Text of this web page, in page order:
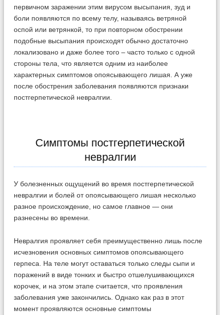
первичном заражении этим вирусом высыпания, зуд и
боли появляются по всему телу, называясь ветряной
оспой или ветрянкой, то при повторном обострении
подобные высыпания происходят обычно достаточно
локализовано и даже более того – часто только с одной
стороны тела, что является одним из наиболее
характерных симптомов опоясывающего лишая. А уже
после обострения заболевания появляются признаки
постгерпетической невралгии.
Симптомы постгерпетической
невралгии
У болезненных ощущений во время постгерпетической
невралгии и болей от опоясывающего лишая несколько
разное происхождение, но самое главное — они
разнесены во времени.
Невралгия проявляет себя преимущественно лишь после
исчезновения основных симптомов опоясывающего
герпеса. На теле могут оставаться только следы сыпи и
поражений в виде тонких и быстро отшелушивающихся
корочек, и на этом этапе считается, что проявления
заболевания уже закончились. Однако как раз в этот
момент проявляются основные симптомы